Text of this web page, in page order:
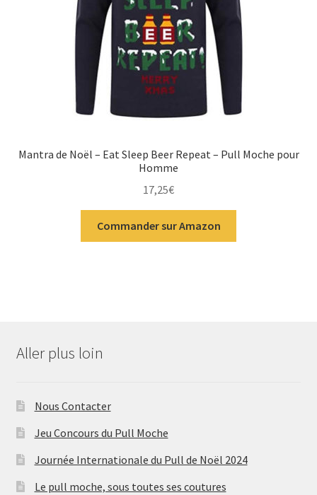
Mantra de Noël – Eat Sleep Beer Repeat – Pull Moche pour
Homme
17,25€
Commander sur Amazon
Aller plus loin
Nous Contacter
Jeu Concours du Pull Moche
Journée Internationale du Pull de Noël 2024
Le pull moche, sous toutes ses coutures